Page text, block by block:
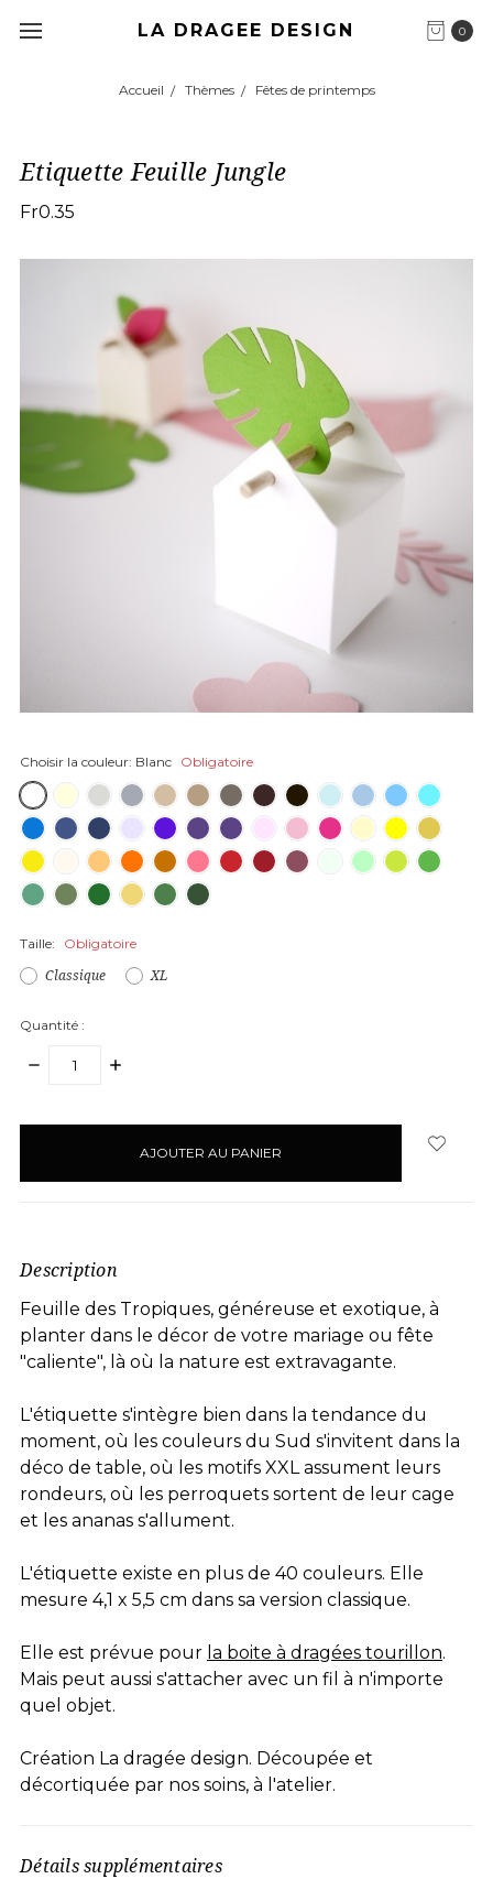
0
LA DRAGEE DESIGN
Accueil Thèmes Fêtes de printemps
Etiquette Feuille Jungle
Fr0.35
Choisir la couleur: Blanc Obligatoire
Taille: Obligatoire
Classique XL
Quantité :
DIMINUER
AUGMENTER
Description
Feuille des Tropiques, généreuse et exotique, à
planter dans le décor de votre mariage ou fête
"caliente", là où la nature est extravagante.
L'étiquette s'intègre bien dans la tendance du
moment, où les couleurs du Sud s'invitent dans la
déco de table, où les motifs XXL assument leurs
rondeurs, où les perroquets sortent de leur cage
et les ananas s'allument.
L'étiquette existe en plus de 40 couleurs. Elle
mesure 4,1 x 5,5 cm dans sa version classique.
Elle est prévue pour la boite à dragées tourillon.
Mais peut aussi s'attacher avec un fil à n'importe
quel objet.
Création La dragée design. Découpée et
décortiquée par nos soins, à l'atelier.
Détails supplémentaires